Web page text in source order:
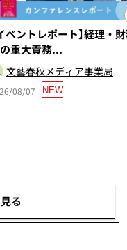
ベントレポート】経理・
重大責務...
文藝春秋メディア事業局
08/07 NEW
る